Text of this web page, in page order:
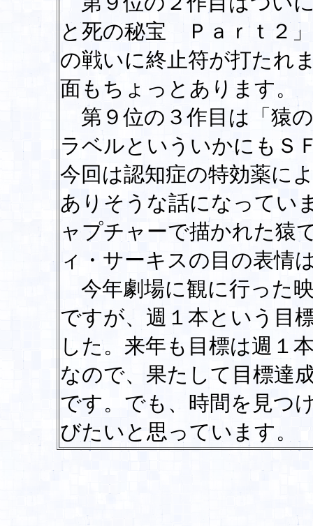
と死の秘宝 Ｐａｒｔ２
の戦いに終止符が打たれ
面もちょっとあります。
第９位の３作目は「猿
ラベルといういかにもＳ
今回は認知症の特効薬に
ありそうな話になってい
ャプチャーで描かれた猿
ィ・サーキスの目の表情
今年劇場に観に行った
ですが、週１本という目
した。来年も目標は週１
なので、果たして目標達
です。でも、時間を見つ
びたいと思っています。